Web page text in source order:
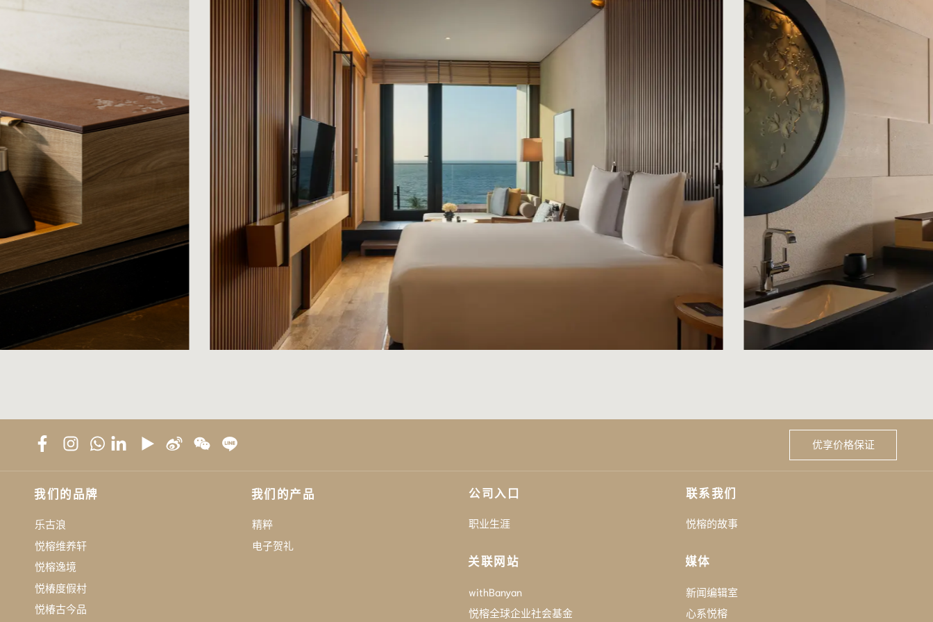
优享价格保证
我们的品牌
乐古浪
悦榕维养轩
悦榕逸境
悦椿度假村
悦椿古今品
我们的产品
精粹
电子贺礼
公司入口
职业生涯
关联网站
withBanyan
悦榕全球企业社会基金
联系我们
悦榕的故事
媒体
新闻编辑室
心系悦榕